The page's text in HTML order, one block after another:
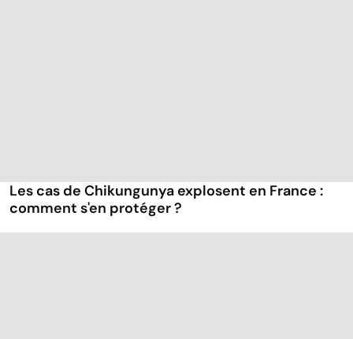
Les cas de Chikungunya explosent en France :
comment s'en protéger ?